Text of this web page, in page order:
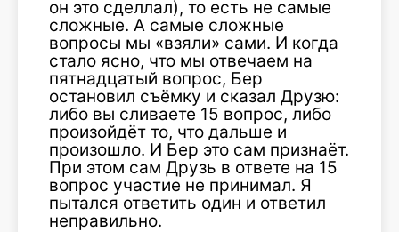
он это сделлал), то есть не самые
сложные. А самые сложные
вопросы мы «взяли» сами. И когда
стало ясно, что мы отвечаем на
пятнадцатый вопрос, Бер
остановил съёмку и сказал Друзю:
либо вы сливаете 15 вопрос, либо
произойдёт то, что дальше и
произошло. И Бер это сам признаёт.
При этом сам Друзь в ответе на 15
вопрос участие не принимал. Я
пытался ответить один и ответил
неправильно.